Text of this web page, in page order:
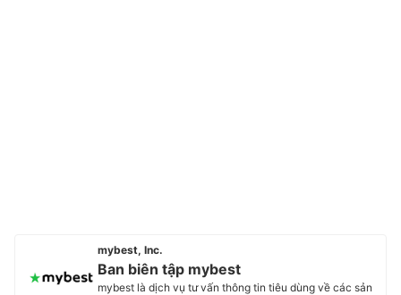
mybest, Inc.
Ban biên tập mybest
mybest là dịch vụ tư vấn thông tin tiêu dùng về các sản